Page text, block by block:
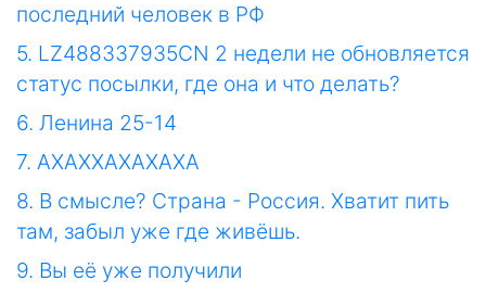
последний человек в РФ
5. LZ488337935CN 2 недели не обновляется
статус посылки, где она и что делать?
6. Ленина 25-14
7. АХАХХАХАХАХА
8. В смысле? Страна - Россия. Хватит пить
там, забыл уже где живёшь.
9. Вы её уже получили